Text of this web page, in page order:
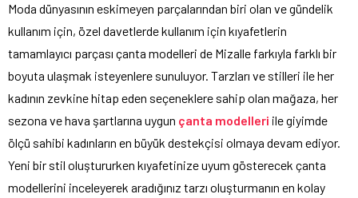
Moda dünyasının eskimeyen parçalarından biri olan ve gündelik
kullanım için, özel davetlerde kullanım için kıyafetlerin
tamamlayıcı parçası çanta modelleri de Mizalle farkıyla farklı bir
boyuta ulaşmak isteyenlere sunuluyor. Tarzları ve stilleri ile her
kadının zevkine hitap eden seçeneklere sahip olan mağaza, her
sezona ve hava şartlarına uygun çanta modelleri ile giyimde
ölçü sahibi kadınların en büyük destekçisi olmaya devam ediyor.
Yeni bir stil oluştururken kıyafetinize uyum gösterecek çanta
modellerini inceleyerek aradığınız tarzı oluşturmanın en kolay